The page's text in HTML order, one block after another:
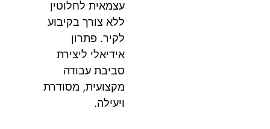
עצמאית לחלוטין
ללא צורך בקיבוע
לקיר. פתרון
אידיאלי ליצירת
סביבת עבודה
מקצועית, מסודרת
ויעילה.